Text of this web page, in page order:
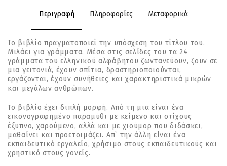
Περιγραφή Πληροφορίες Μεταφορικά
Το βιβλίο πραγματοποιεί την υπόσχεση του τίτλου του.
Μιλάει για γράμματα. Μέσα στις σελίδες του τα 24
γράμματα του ελληνικού αλφάβητου ζωντανεύουν, ζουν σε
μια γειτονιά, έχουν σπίτια, δραστηριοποιούνται,
εργάζονται, έχουν συνήθειες και χαρακτηριστικά μικρών
και μεγάλων ανθρώπων.
Το βιβλίο έχει διπλή μορφή. Από τη μια είναι ένα
εικονογραφημένο παραμύθι με κείμενο και στίχους
έξυπνο, χαρούμενο, αλλά και με χιούμορ που διδάσκει,
μαθαίνει και προετοιμάζει. Απ` την άλλη είναι ένα
εκπαιδευτικό εργαλείο, χρήσιμο στους εκπαιδευτικούς και
χρηστικό στους γονείς.